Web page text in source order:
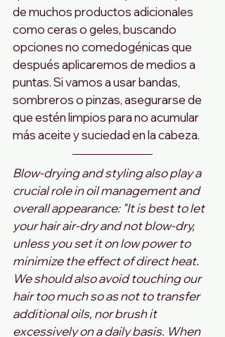
de muchos productos adicionales
como ceras o geles, buscando
opciones no comedogénicas que
después aplicaremos de medios a
puntas. Si vamos a usar bandas,
sombreros o pinzas, asegurarse de
que estén limpios para no acumular
más aceite y suciedad en la cabeza.
Blow-drying and styling also play a
crucial role in oil management and
overall appearance: "It is best to let
your hair air-dry and not blow-dry,
unless you set it on low power to
minimize the effect of direct heat.
We should also avoid touching our
hair too much so as not to transfer
additional oils, nor brush it
excessively on a daily basis. When